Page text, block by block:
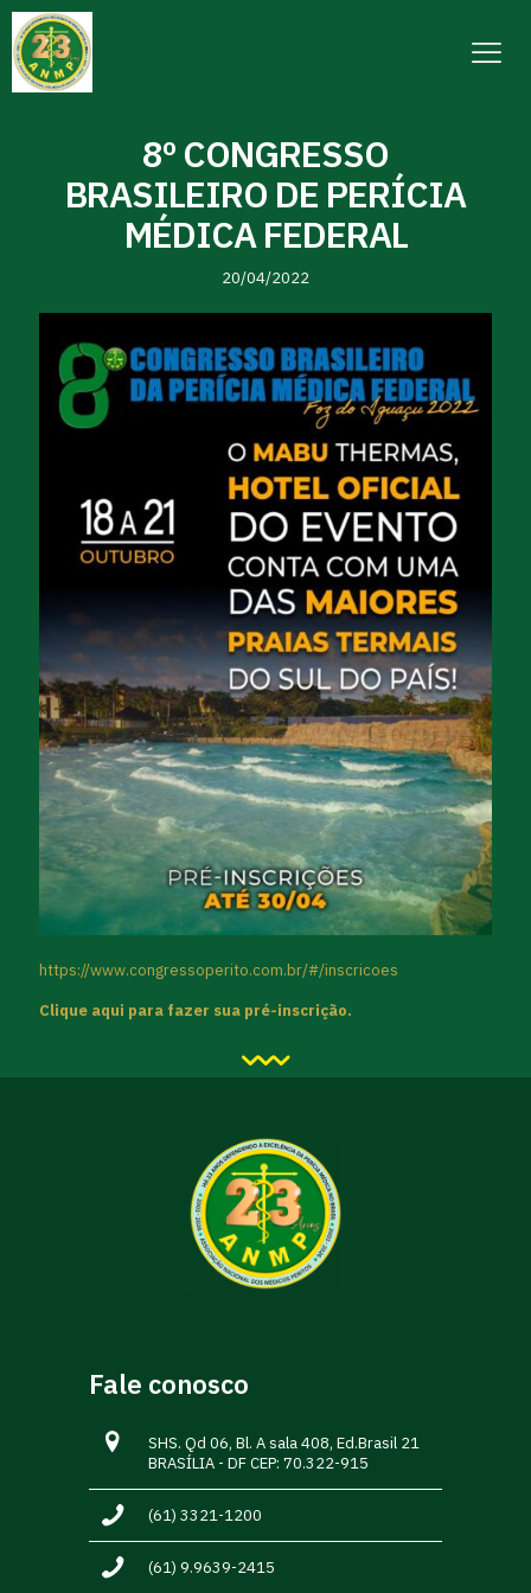
8º CONGRESSO
BRASILEIRO DE PERÍCIA
MÉDICA FEDERAL
20/04/2022
https://www.congressoperito.com.br/#/inscricoes
Clique aqui para fazer sua pré-inscrição.
Fale conosco
SHS. Qd 06, Bl. A sala 408, Ed.Brasil 21
BRASÍLIA - DF CEP: 70.322-915
(61) 3321-1200
(61) 9.9639-2415